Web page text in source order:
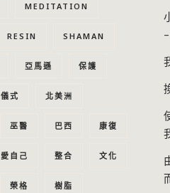
MEDITATION
RESIN SHAMAN
亞馬遜 保護
儀式 北美洲
巫醫 巴西 康復
愛自己 整合 文化
榮格 樹脂
–